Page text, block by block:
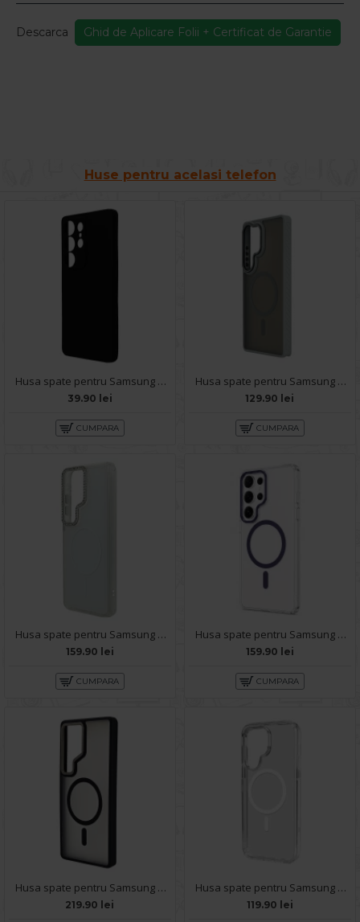
Descarca Ghid de Aplicare Folii + Certificat de Garantie
Huse pentru acelasi telefon
Husa spate pentru Samsung Galaxy S25 Ultra - Dare Case
39.90 lei
CUMPARA
Husa spate pentru Samsung Galaxy S25 Ultra Matte Case Magsafe - Semitransparent/Gri
129.90 lei
CUMPARA
Husa spate pentru Samsung Galaxy S25 Ultra Syro Magsafe - Alb/Semitransparent
159.90 lei
CUMPARA
Husa spate pentru Samsung Galaxy S25 Ultra Berlia Sheen Magsafe - Transparent/Mov
159.90 lei
CUMPARA
Husa spate pentru Samsung Galaxy S25 Ultra Berlia Matte Magsafe - Semitransparent/Negru
219.90 lei
Husa spate pentru Samsung Galaxy S25 Ultra Space Magsafe
119.90 lei